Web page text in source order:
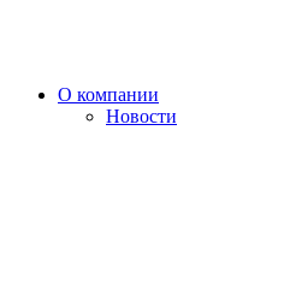
О компании
Новости